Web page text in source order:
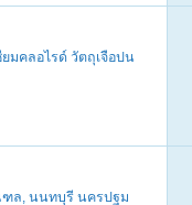
ยมคลอไรด์ วัตถุเจือปน
ฑล, นนทบุรี นครปฐม